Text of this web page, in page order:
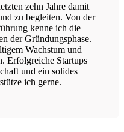
zehn Jahre damit
zu begleiten. Von der
kenne ich die
der Gründungsphase.
Wachstum und
Erfolgreiche Startups
und ein solides
ich gerne.